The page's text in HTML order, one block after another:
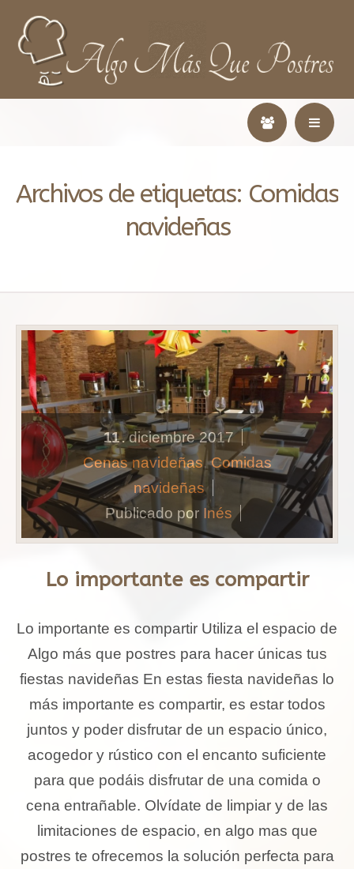
Archivos de etiquetas: Comidas
navideñas
Lo importante es compartir
11. diciembre2017
Cenas navideñas,Comidas
navideñas
Publicado por Inés
Lo importante es compartir Utiliza el espacio de
Algo más que postres para hacer únicas tus
fiestas navideñas En estas fiesta navideñas lo
más importante es compartir, es estar todos
juntos y poder disfrutar de un espacio único,
acogedor y rústico con el encanto suficiente
para que podáis disfrutar de una comida o
cena entrañable. Olvídate de limpiar y de las
limitaciones de espacio, en algo mas que
postres te ofrecemos la solución perfecta para